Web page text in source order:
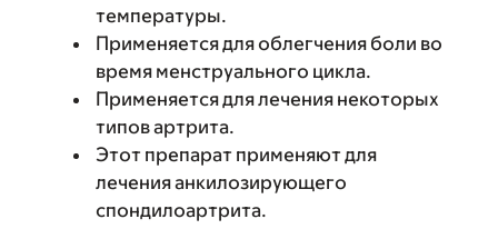
температуры.
Применяется для облегчения боли во
время менструального цикла.
Применяется для лечения некоторых
типов артрита.
Этот препарат применяют для
лечения анкилозирующего
спондилоартрита.